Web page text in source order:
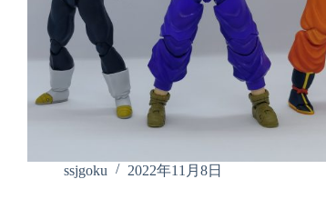
ssjgoku 2022年11月8日